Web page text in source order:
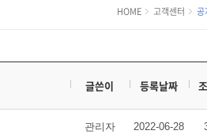
HOME 고객센터 공
글쓴이 등록날짜
관리자 2022-06-28